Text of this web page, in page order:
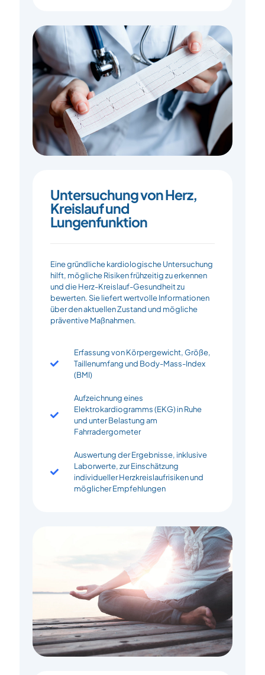
Untersuchung von Herz,
Kreislauf und
Lungenfunktion
Eine gründliche kardiologische Untersuchung
hilft, mögliche Risiken frühzeitig zu erkennen
und die Herz-Kreislauf-Gesundheit zu
bewerten. Sie liefert wertvolle Informationen
über den aktuellen Zustand und mögliche
präventive Maßnahmen.
Erfassung von Körpergewicht, Größe,
Taillenumfang und Body-Mass-Index
(BMI)
Aufzeichnung eines
Elektrokardiogramms (EKG) in Ruhe
und unter Belastung am
Fahrradergometer
Auswertung der Ergebnisse, inklusive
Laborwerte, zur Einschätzung
individueller Herzkreislaufrisiken und
möglicher Empfehlungen